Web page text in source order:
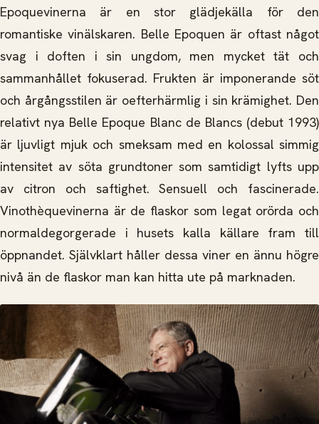
Epoquevinerna är en stor glädjekälla för den
romantiske vinälskaren. Belle Epoquen är oftast något
svag i doften i sin ungdom, men mycket tät och
sammanhållet fokuserad. Frukten är imponerande söt
och årgångsstilen är oefterhärmlig i sin krämighet. Den
relativt nya Belle Epoque Blanc de Blancs (debut 1993)
är ljuvligt mjuk och smeksam med en kolossal simmig
intensitet av söta grundtoner som samtidigt lyfts upp
av citron och saftighet. Sensuell och fascinerade.
Vinothèquevinerna är de flaskor som legat orörda och
normaldegorgerade i husets kalla källare fram till
öppnandet. Självklart håller dessa viner en ännu högre
nivå än de flaskor man kan hitta ute på marknaden.